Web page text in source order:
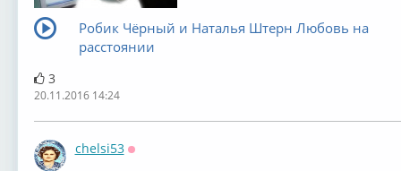
Робик Чёрный и Наталья Штерн Любовь на
расстоянии
3
20.11.2016 14:24
chelsi53